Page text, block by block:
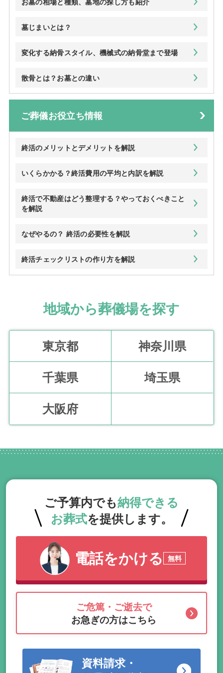
墓じまいとは？
変化する納骨スタイル、機械式の納骨堂まで登場
散骨とは？お墓との違い
ご葬儀お役立ち情報
終活のメリットとデメリットを解説
いくらかかる？終活費用の平均と内訳を解説
終活で不動産はどう整理する？やっておくべきこと
を解説
なぜやるの？ 終活の必要性を解説
終活チェックリストの作り方を解説
地域から葬儀場を探す
東京都 神奈川県
千葉県 埼玉県
大阪府
ご予算内でも納得できる
お葬式を提供します。
電話をかける 無料
ご危篤・ご逝去で
お急ぎの方はこちら
資料請求・